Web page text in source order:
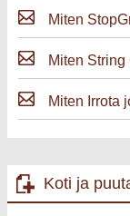
Miten
Miten
Miten Irrota
Koti ja